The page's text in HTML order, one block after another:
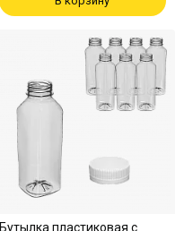
Бутылка пластиковая с